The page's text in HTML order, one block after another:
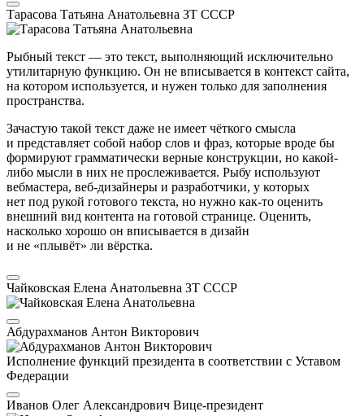
Тарасова Татьяна Анатольевна ЗТ СССР
Рыбный текст — это текст, выполняющий исключительно
утилитарную функцию. Он не вписывается в контекст сайта,
на котором используется, и нужен только для заполнения
пространства.
Зачастую такой текст даже не имеет чёткого смысла
и представляет собой набор слов и фраз, которые вроде бы
формируют грамматически верные конструкции, но какой-
либо мысли в них не прослеживается. Рыбу используют
вебмастера, веб-дизайнеры и разработчики, у которых
нет под рукой готового текста, но нужно как-то оценить
внешний вид контента на готовой странице. Оценить,
насколько хорошо он вписывается в дизайн
и не «плывёт» ли вёрстка.
Чайковская Елена Анатольевна ЗТ СССР
Абдурахманов Антон Викторович
Исполнение функций президента в соответствии с Уставом
Федерации
Иванов Олег Александрович Вице-президент